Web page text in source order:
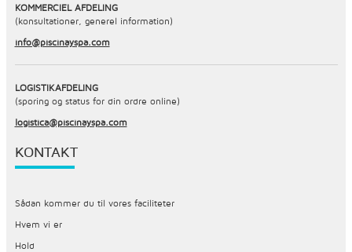
KOMMERCIEL AFDELING
(konsultationer, generel information)
info@piscinayspa.com
LOGISTIKAFDELING
(sporing og status for din ordre online)
logistica@piscinayspa.com
KONTAKT
Sådan kommer du til vores faciliteter
Hvem vi er
Hold